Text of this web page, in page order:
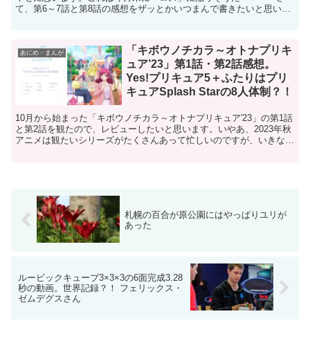
て、第6～7話と第8話の感想をザッとかいつまんで書きたいと思いま
あにめ・まんが
「キボウノチカラ～オトナプリキ
ュア’23」第1話・第2話感想。
Yes!プリキュア5＋ふたりはプリ
キュアSplash Starの8人体制？！
10月から始まった「キボウノチカラ～オトナプリキュア'23」の第1話
と第2話を観たので、レビューしたいと思います。いやあ、2023年秋
アニメは観たいシリーズがたくさんあって忙しいのですが、いきなり
札幌の百合が原公園にはやっぱりユリが
あった
ルービックキューブ3×3×3の6面完成3.28
秒の動画。世界記録？！ フェリックス・
ゼムデグスさん